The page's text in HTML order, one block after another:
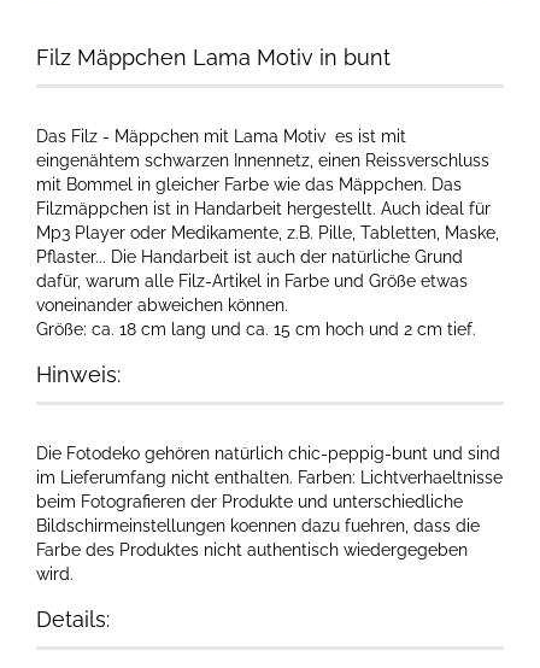
Filz Mäppchen Lama Motiv in bunt
Das Filz - Mäppchen mit Lama Motiv es ist mit
eingenähtem schwarzen Innennetz, einen Reissverschluss
mit Bommel in gleicher Farbe wie das Mäppchen. Das
Filzmäppchen ist in Handarbeit hergestellt. Auch ideal für
Mp3 Player oder Medikamente, z.B. Pille, Tabletten, Maske,
Pflaster... Die Handarbeit ist auch der natürliche Grund
dafür, warum alle Filz-Artikel in Farbe und Größe etwas
voneinander abweichen können.
Größe: ca. 18 cm lang und ca. 15 cm hoch und 2 cm tief.
Hinweis:
Die Fotodeko gehören natürlich chic-peppig-bunt und sind
im Lieferumfang nicht enthalten. Farben: Lichtverhaeltnisse
beim Fotografieren der Produkte und unterschiedliche
Bildschirmeinstellungen koennen dazu fuehren, dass die
Farbe des Produktes nicht authentisch wiedergegeben
wird.
Details: